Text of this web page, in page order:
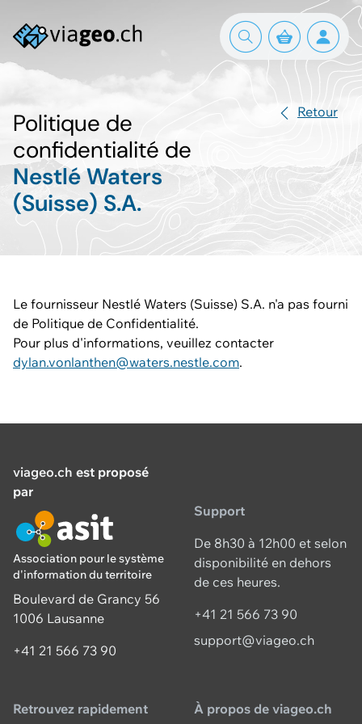
Politique de
confidentialité de
Nestlé Waters
(Suisse) S.A.
Retour
Le fournisseur Nestlé Waters (Suisse) S.A. n'a pas fourni
de Politique de Confidentialité.
Pour plus d'informations, veuillez contacter
dylan.vonlanthen@waters.nestle.com.
viageo.ch est proposé
par
Association pour le système
d'information du territoire
Boulevard de Grancy 56
1006 Lausanne
+41 21 566 73 90
Support
De 8h30 à 12h00 et selon
disponibilité en dehors
de ces heures.
+41 21 566 73 90
support@viageo.ch
Retrouvez rapidement À propos de viageo.ch